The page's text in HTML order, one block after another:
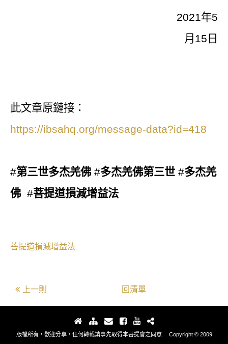
2021年5
月 15 日
此文章原鏈接：
https://ibsahq.org/message-data?id=418
#第三世多杰羌佛 #多杰羌佛第三世#多杰羌
佛 #菩提道損減增益法
菩提道損減增益法
上一則 回清單
版權所有，歡迎分享，任何轉載請事先取得本菩提會之同意 Copyright © 2009